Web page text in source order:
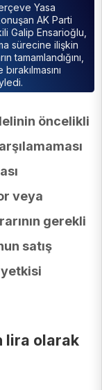
Yasa
AK Parti
Galip Ensarioğlu,
sürecine ilişkin
tamamlandığını,
öncelikli
veya
gerekli
satış
lira olarak